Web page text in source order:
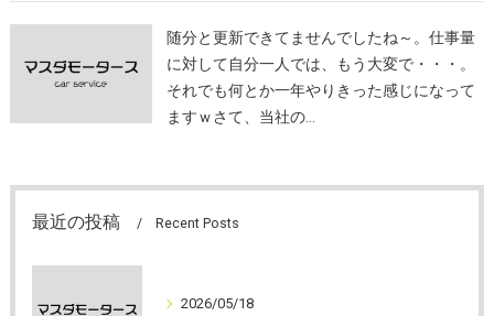
随分と更新できてませんでしたね～。仕事量
に対して自分一人では、もう大変で・・・。
それでも何とか一年やりきった感じになって
ますｗさて、当社の…
最近の投稿 Recent Posts
2026/05/18